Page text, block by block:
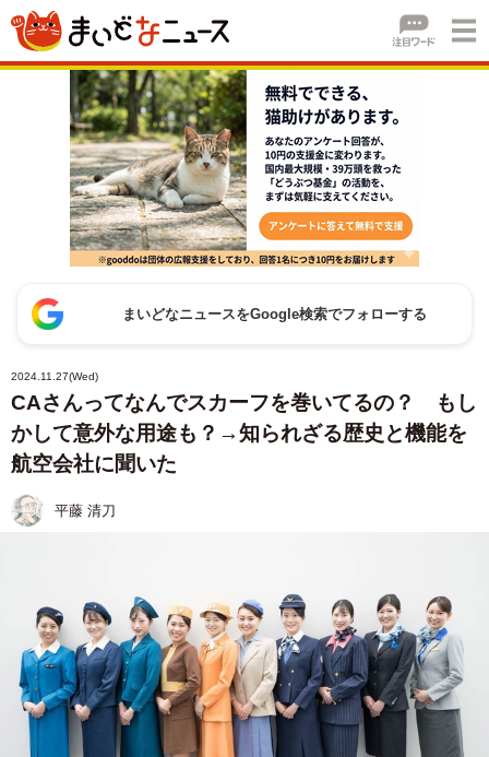
まいどなニュースをGoogle検索でフォローする
2024.11.27(Wed)
CAさんってなんでスカーフを巻いてるの？ もし
かして意外な用途も？→知られざる歴史と機能を
航空会社に聞いた
平藤 清刀